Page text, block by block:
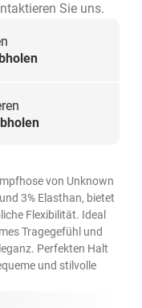
Sie uns.
von Unknown
3% Elasthan, bietet
Flexibilität. Ideal
Tragegefühl und
Perfekten Halt
und stilvolle